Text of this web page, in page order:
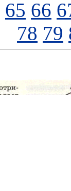
65 66
78 79